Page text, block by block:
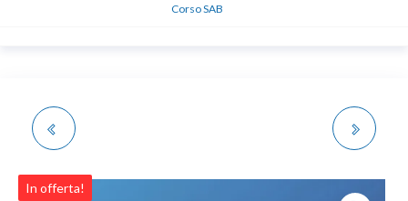
Corso SAB
INFORMATICA EIPASS 7
In offerta!